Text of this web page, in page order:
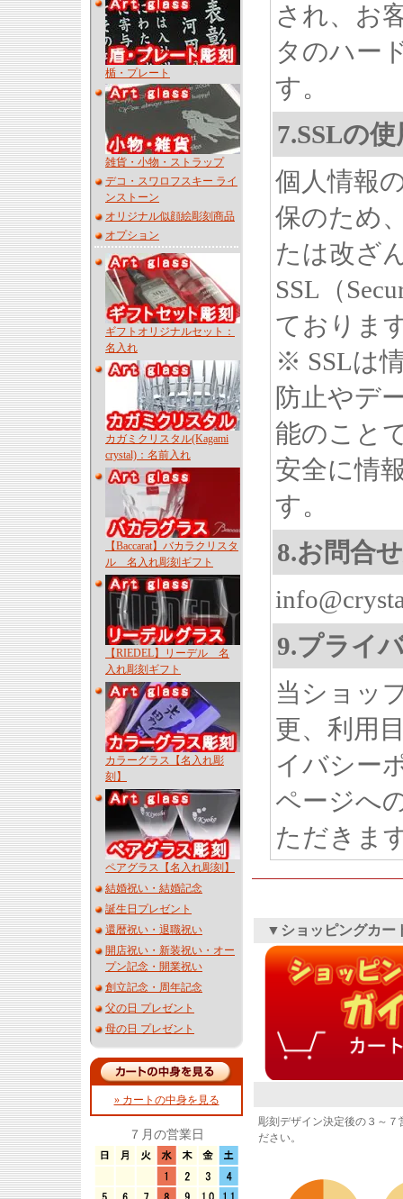
楯・プレート
雑貨・小物・ストラップ
デコ・スワロフスキー ライ
ンストーン
オリジナル似顔絵彫刻商品
オプション
ギフトオリジナルセット：
名入れ
カガミクリスタル(Kagami
crystal)：名前入れ
【Baccarat】バカラクリスタ
ル 名入れ彫刻ギフト
【RIEDEL】リーデル 名
入れ彫刻ギフト
カラーグラス【名入れ彫
刻】
ペアグラス【名入れ彫刻】
結婚祝い・結婚記念
誕生日プレゼント
還暦祝い・退職祝い
開店祝い・新装祝い・オー
プン記念・開業祝い
創立記念・周年記念
父の日 プレゼント
母の日 プレゼント
» カートの中身を見る
７月の営業日
され、お
タのハー
す。
7.SSLの
個人情報
保のため
たは改ざ
SSL（
ておりま
※ SSLは
防止やデ
能のこと
安全に情
す。
8.お問合
9.プライ
当ショッ
更、利用
イバシー
ページへ
ただきま
▼ショッピングカー
彫刻デザイン決定後の３～
ださい。